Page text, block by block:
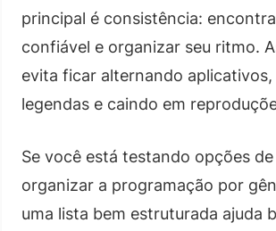
principal é consistência:
confiável e organizar seu ritmo.
evita ficar alternando
legendas e caindo em
Se você está testando opções de
organizar a programação por
uma lista bem estruturada ajuda